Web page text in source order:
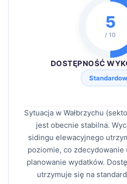
5
/ 10
DOSTĘPNOŚĆ
Sytuacja w Wałbrzychu
jest obecnie stabilna.
sidingu elewacyjnego
poziomie, co zdecydowanie
planowanie wydatków.
utrzymuje się na